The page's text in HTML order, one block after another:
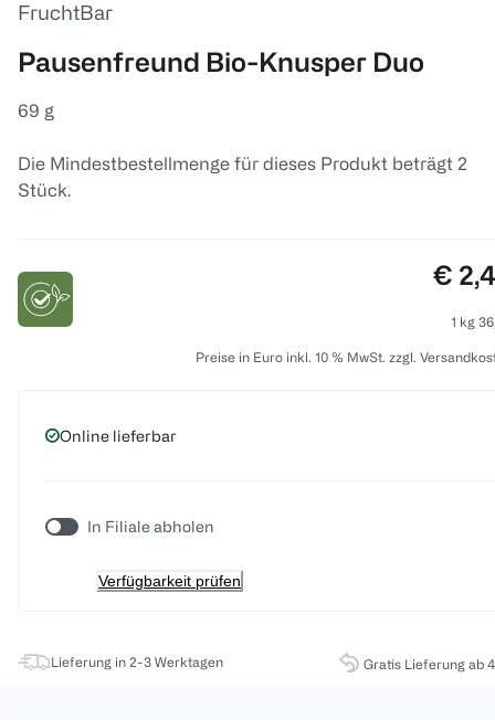
FruchtBar
Pausenfreund Bio-Knusper Duo
69 g
Die Mindestbestellmenge für dieses Produkt beträgt 2
Stück.
€
1 kg
Preise in Euro inkl. 10 % MwSt. zzgl.
Online lieferbar
In Filiale abholen
Verfügbarkeit prüfen
Lieferung in 2-3 Werktagen Gratis Lieferung ab